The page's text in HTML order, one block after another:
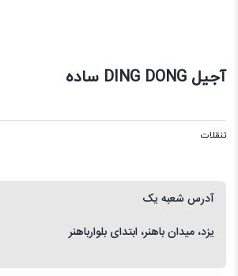
آجیل DING DONG ساده
تنقلات
آدرس شعبه یک
یزد، میدان باهنر، ابتدای بلوارباهنر